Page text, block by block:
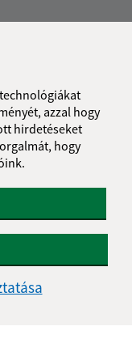
azzal hogy
hirdetéseket
hogy